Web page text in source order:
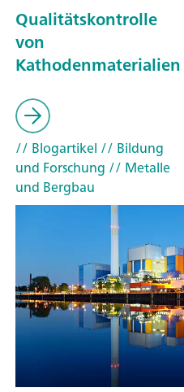
Qualitätskontrolle
von
Kathodenmaterialien
// Blogartikel // Bildung
und Forschung // Metalle
und Bergbau